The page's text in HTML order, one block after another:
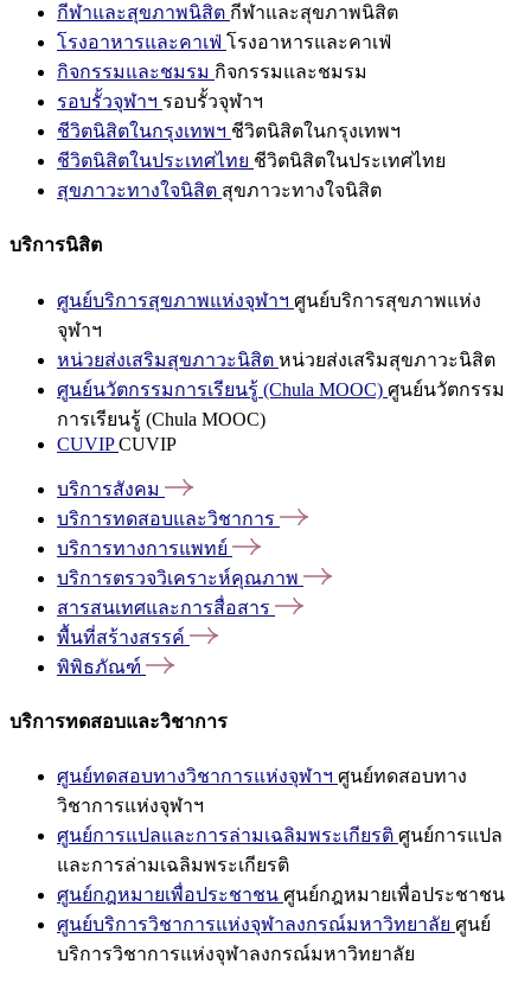
กีฬาและสุขภาพนิสิต กีฬาและสุขภาพนิสิต
โรงอาหารและคาเฟ่ โรงอาหารและคาเฟ่
กิจกรรมและชมรม กิจกรรมและชมรม
รอบรั้วจุฬาฯ รอบรั้วจุฬาฯ
ชีวิตนิสิตในกรุงเทพฯ ชีวิตนิสิตในกรุงเทพฯ
ชีวิตนิสิตในประเทศไทย ชีวิตนิสิตในประเทศไทย
สุขภาวะทางใจนิสิต สุขภาวะทางใจนิสิต
บริการนิสิต
ศูนย์บริการสุขภาพแห่งจุฬาฯ ศูนย์บริการสุขภาพแห่ง
จุฬาฯ
หน่วยส่งเสริมสุขภาวะนิสิต หน่วยส่งเสริมสุขภาวะนิสิต
ศูนย์นวัตกรรมการเรียนรู้ (Chula MOOC) ศูนย์นวัตกรรม
การเรียนรู้ (Chula MOOC)
CUVIPCUVIP
บริการสังคม
บริการทดสอบและวิชาการ
บริการทางการแพทย์
บริการตรวจวิเคราะห์คุณภาพ
สารสนเทศและการสื่อสาร
พื้นที่สร้างสรรค์
พิพิธภัณฑ์
บริการทดสอบและวิชาการ
ศูนย์ทดสอบทางวิชาการแห่งจุฬาฯ ศูนย์ทดสอบทาง
วิชาการแห่งจุฬาฯ
ศูนย์การแปลและการล่ามเฉลิมพระเกียรติ ศูนย์การแปล
และการล่ามเฉลิมพระเกียรติ
ศูนย์กฎหมายเพื่อประชาชน ศูนย์กฎหมายเพื่อประชาชน
ศูนย์บริการวิชาการแห่งจุฬาลงกรณ์มหาวิทยาลัย ศูนย์
บริการวิชาการแห่งจุฬาลงกรณ์มหาวิทยาลัย